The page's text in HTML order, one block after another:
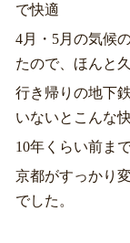
で快適
4月・5月の気候
たので、ほんと
行き帰りの地下
いないとこんな
10年くらい前ま
京都がすっかり
でした。